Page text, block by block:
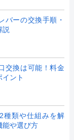
バーの交換手順・
説
交換は可能！料金
ント
種類や仕組みを解
能や選び方